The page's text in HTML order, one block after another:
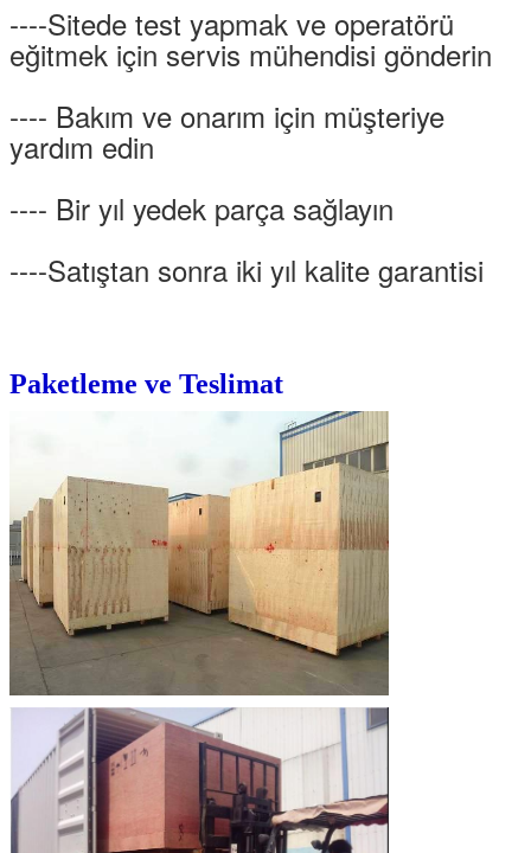
----Sitede test yapmak ve operatörü
eğitmek için servis mühendisi gönderin
---- Bakım ve onarım için müşteriye
yardım edin
---- Bir yıl yedek parça sağlayın
----Satıştan sonra iki yıl kalite garantisi
Paketleme ve Teslimat